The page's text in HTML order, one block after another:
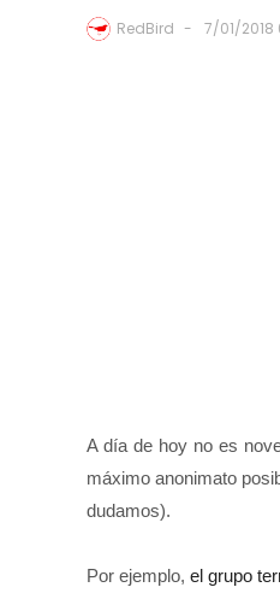
RedBird 7/01/2018
A día de hoy no es
máximo anonimato
dudamos).
Por ejemplo, el grupo